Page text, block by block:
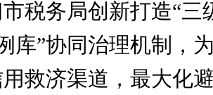
务局创新打造“三
库”协同治理机制，
救济渠道，最大化